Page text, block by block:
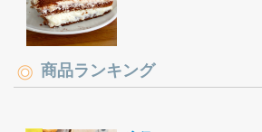
商品ランキング